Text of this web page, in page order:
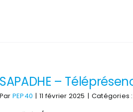
SAPADHE –
Par PEP40 | 11 février 2025 | Catégories :